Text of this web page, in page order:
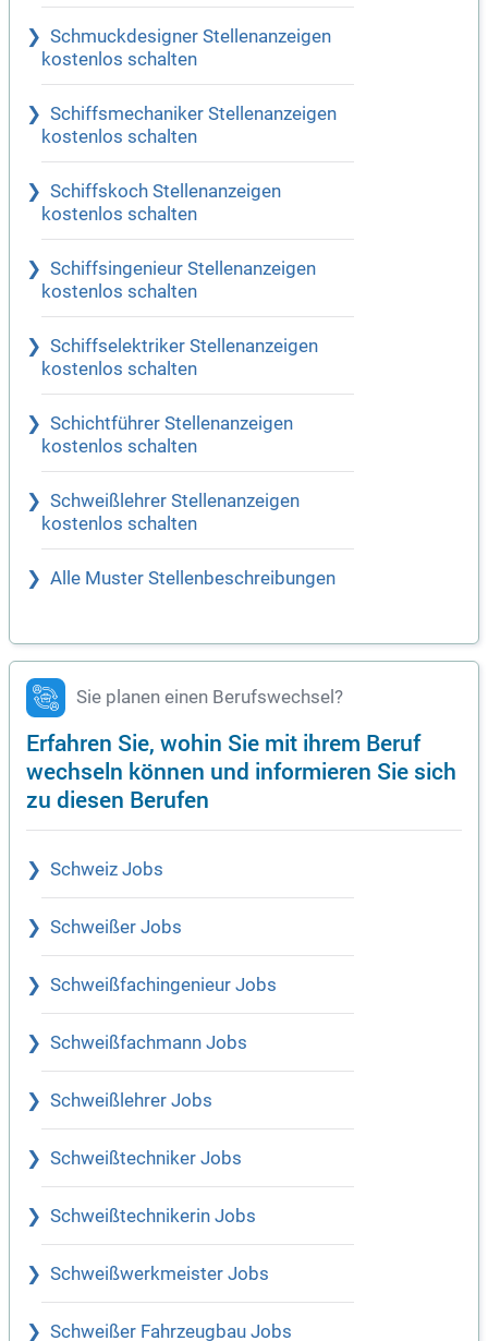
Schmuckdesigner Stellenanzeigen
kostenlos schalten
Schiffsmechaniker Stellenanzeigen
kostenlos schalten
Schiffskoch Stellenanzeigen
kostenlos schalten
Schiffsingenieur Stellenanzeigen
kostenlos schalten
Schiffselektriker Stellenanzeigen
kostenlos schalten
Schichtführer Stellenanzeigen
kostenlos schalten
Schweißlehrer Stellenanzeigen
kostenlos schalten
Alle Muster Stellenbeschreibungen
Sie planen einen Berufswechsel?
Erfahren Sie, wohin Sie mit ihrem Beruf
wechseln können und informieren Sie sich
zu diesen Berufen
Schweiz Jobs
Schweißer Jobs
Schweißfachingenieur Jobs
Schweißfachmann Jobs
Schweißlehrer Jobs
Schweißtechniker Jobs
Schweißtechnikerin Jobs
Schweißwerkmeister Jobs
Schweißer Fahrzeugbau Jobs